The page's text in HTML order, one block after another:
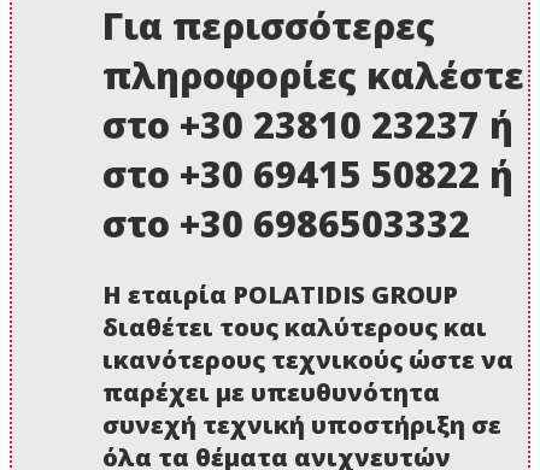
Για περισσότερες
πληροφορίες καλέστε
στο +30 23810 23237 ή
στο +30 69415 50822 ή
στο +30 6986503332
Η εταιρία POLATIDIS GROUP
διαθέτει τους καλύτερους και
ικανότερους τεχνικούς ώστε να
παρέχει με υπευθυνότητα
συνεχή τεχνική υποστήριξη σε
όλα τα θέματα ανιχνευτών